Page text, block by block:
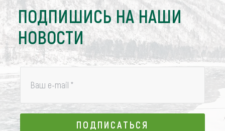
ПОДПИШИСЬ НА НАШИ
НОВОСТИ
Ваш e-mail *
ПОДПИСАТЬСЯ